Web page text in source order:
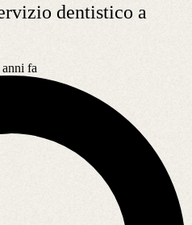
dentistico a
fa